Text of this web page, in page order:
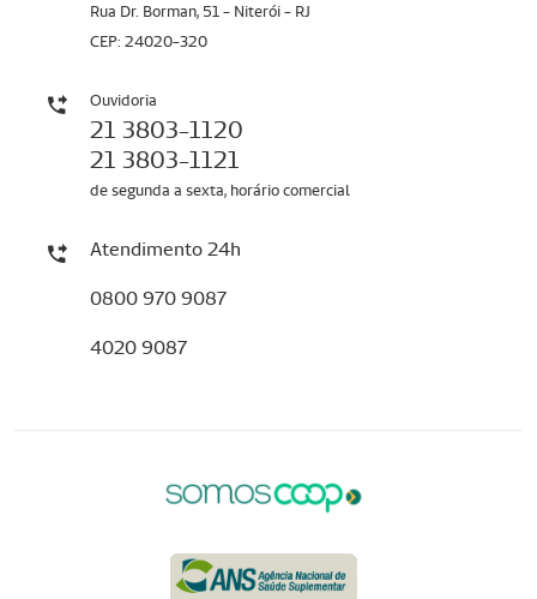
Rua Dr. Borman, 51 - Niterói - RJ
CEP: 24020-320
Ouvidoria
21 3803-1120
21 3803-1121
de segunda a sexta, horário comercial
Atendimento 24h
0800 970 9087
4020 9087